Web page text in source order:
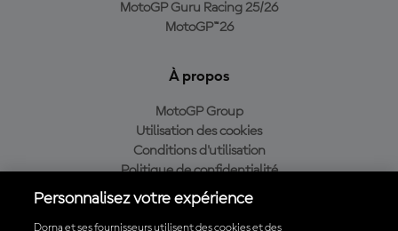
MotoGP Guru Racing 25/26
MotoGP™26
À propos
MotoGP Group
Utilisation des cookies
Conditions d'utilisation
Politique de confidentialité
Politique d’achat
Personnalisez votre expérience
Dorna et ses fournisseurs utilisent des cookies et des